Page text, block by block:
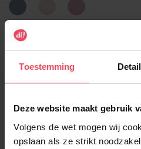
Toestemming
Deze website maakt gebruik
Volgens de wet mogen wij
opslaan als ze strikt
511
congratssheer birthday
Selecteer de productkenmerken
In
Verzending binnen 24u